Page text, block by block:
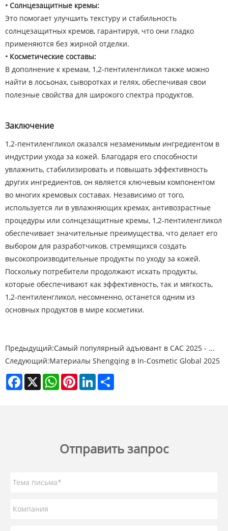
• Солнцезащитные кремы:
Это помогает улучшить текстуру и стабильность
солнцезащитных кремов, гарантируя, что они гладко
применяются без жирной отделки.
• Косметические составы:
В дополнение к кремам, 1,2-пентиленгликол также можно
найти в лосьонах, сыворотках и гелях, обеспечивая свои
полезные свойства для широкого спектра продуктов.
Заключение
1,2-пентиленгликол оказался незаменимым ингредиентом в
индустрии ухода за кожей. Благодаря его способности
увлажнить, стабилизировать и повышать эффективность
других ингредиентов, он является ключевым компонентом
во многих кремовых составах. Независимо от того,
используется ли в увлажняющих кремах, антивозрастные
процедуры или солнцезащитные кремы, 1,2-пентиленгликол
обеспечивает значительные преимущества, что делает его
выбором для разработчиков, стремящихся создать
высокопроизводительные продукты по уходу за кожей.
Поскольку потребители продолжают искать продукты,
которые обеспечивают как эффективность, так и мягкость,
1,2-пентиленгликол, несомненно, останется одним из
основных продуктов в мире косметики.
Предыдущий:Самый популярный адъювант в CAC 2025 - ...
Следующий:Материалы Shengqing в In-Cosmetic Global 2025
Facebook
X WhatsAppPinterestLinkedIn
Отправить запрос